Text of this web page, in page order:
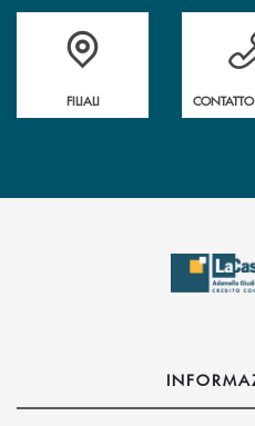
Trova la filiale più vicina a te
FILIALI
Hai